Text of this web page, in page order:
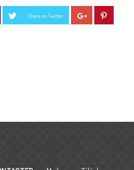
Share on Twitter